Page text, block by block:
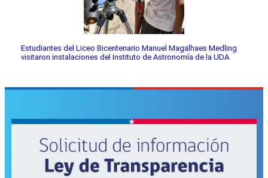
Estudiantes del Liceo Bicentenario Manuel Magalhaes Medling
visitaron instalaciones del Instituto de Astronomía de la UDA